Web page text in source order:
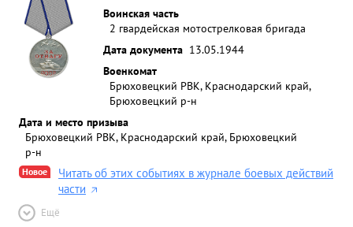
Воинская часть
2 гвардейская мотострелковая бригада
Дата документа 13.05.1944
Военкомат
Брюховецкий РВК, Краснодарский край,
Брюховецкий р-н
Дата и место призыва
Брюховецкий РВК, Краснодарский край, Брюховецкий
р-н
Новое
Читать об этих событиях в журнале боевых действий
части
Ещё